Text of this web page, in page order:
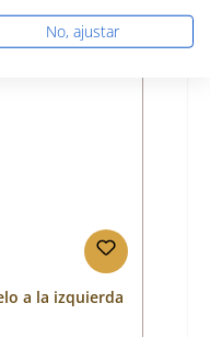
a la izquierda
No, ajustar